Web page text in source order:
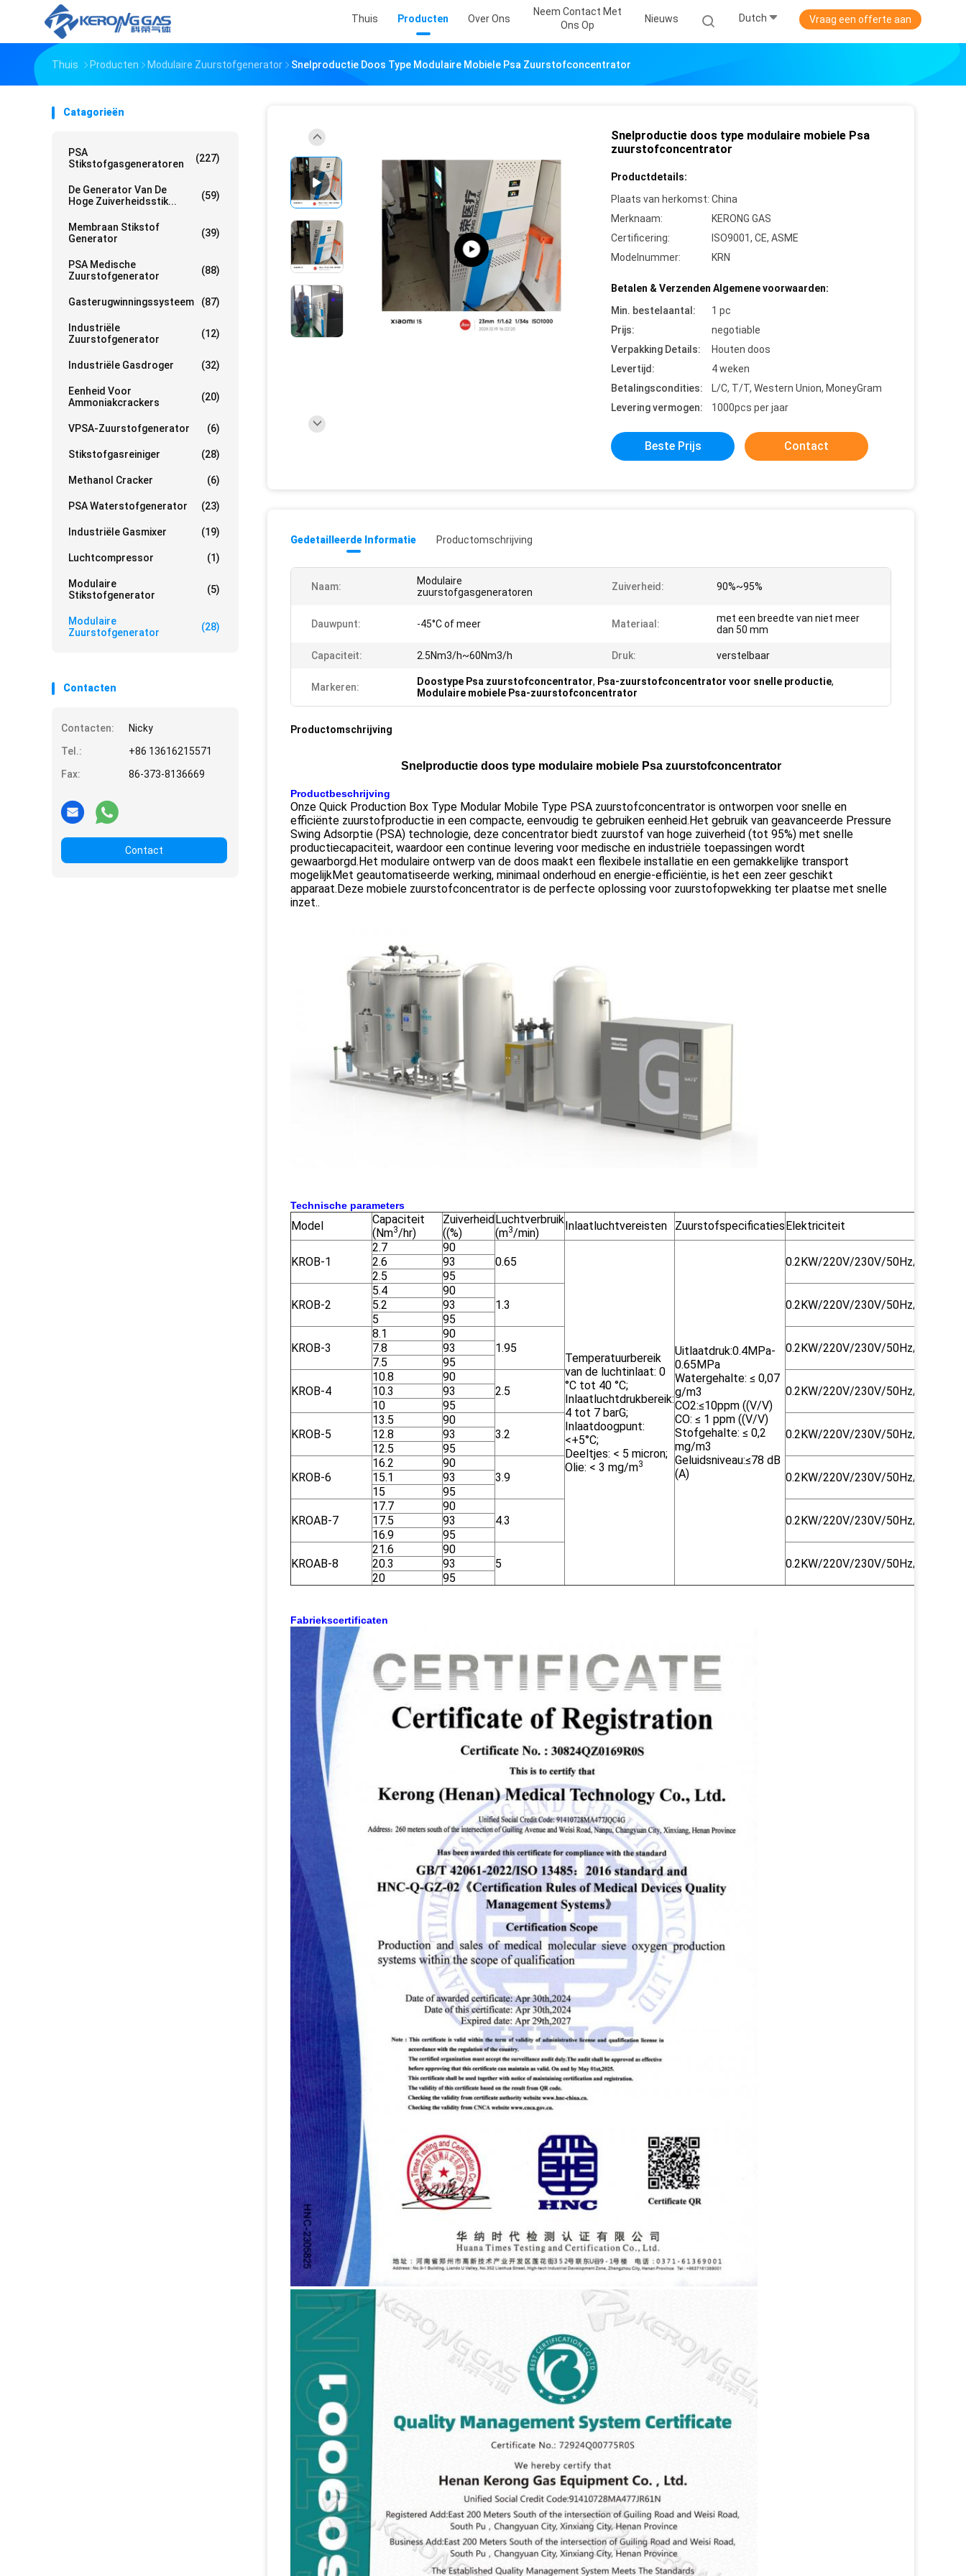
Thuis Producten Over Ons
Neem Contact Met
Ons Op
Nieuws Dutch Vraag een offerte aan
Thuis Producten Modulaire Zuurstofgenerator Snelproductie Doos Type Modulaire Mobiele Psa Zuurstofconcentrator
Catagorieën
PSA
Stikstofgasgeneratoren
(227)
De Generator Van De
Hoge Zuiverheidsstik...
(59)
Membraan Stikstof
Generator
(39)
PSA Medische
Zuurstofgenerator
(88)
Gasterugwinningssysteem (87)
Industriële
Zuurstofgenerator
(12)
Industriële Gasdroger (32)
Eenheid Voor
Ammoniakcrackers
(20)
VPSA-Zuurstofgenerator (6)
Stikstofgasreiniger (28)
Methanol Cracker (6)
PSA Waterstofgenerator (23)
Industriële Gasmixer (19)
Luchtcompressor (1)
Modulaire
Stikstofgenerator
(5)
Modulaire
Zuurstofgenerator
(28)
Contacten
Contacten:
Nicky
Tel.:
+86 13616215571
Fax:
86-373-8136669
Contact
Snelproductie doos type modulaire mobiele Psa
zuurstofconcentrator
Productdetails:
Plaats van herkomst: China
Merknaam:
KERONG GAS
Certificering:
ISO9001, CE, ASME
Modelnummer:
KRN
Betalen & Verzenden Algemene voorwaarden:
Min. bestelaantal:
1 pc
Prijs:
negotiable
Verpakking Details:
Houten doos
Levertijd:
4 weken
Betalingscondities:
L/C, T/T, Western Union, MoneyGram
Levering vermogen:
1000pcs per jaar
Beste Prijs Contact
Gedetailleerde Informatie Productomschrijving
Naam:
Modulaire
zuurstofgasgeneratoren
Zuiverheid: 90%~95%
Dauwpunt: -45°C of meer Materiaal:
met een breedte van niet meer
dan 50 mm
Capaciteit: 2.5Nm3/h~60Nm3/h Druk: verstelbaar
Markeren: Doostype Psa zuurstofconcentrator, Psa-zuurstofconcentrator voor snelle productie,
Modulaire mobiele Psa-zuurstofconcentrator
Productomschrijving
Snelproductie doos type modulaire mobiele Psa zuurstofconcentrator
Productbeschrijving
Onze Quick Production Box Type Modular Mobile Type PSA zuurstofconcentrator is ontworpen voor snelle en
efficiënte zuurstofproductie in een compacte, eenvoudig te gebruiken eenheid.Het gebruik van geavanceerde Pressure
Swing Adsorptie (PSA) technologie, deze concentrator biedt zuurstof van hoge zuiverheid (tot 95%) met snelle
productiecapaciteit, waardoor een continue levering voor medische en industriële toepassingen wordt
gewaarborgd.Het modulaire ontwerp van de doos maakt een flexibele installatie en een gemakkelijke transport
mogelijkMet geautomatiseerde werking, minimaal onderhoud en energie-efficiëntie, is het een zeer geschikt
apparaat.Deze mobiele zuurstofconcentrator is de perfecte oplossing voor zuurstofopwekking ter plaatse met snelle
inzet..
Technische parameters
Model
Capaciteit
(Nm3/hr)
Zuiverheid
((%)
Luchtverbruik
(m3/min)
Inlaatluchtvereisten Zuurstofspecificaties Elektriciteit
KROB-1
2.7
90
0.65
Temperatuurbereik
van de luchtinlaat: 0
°C tot 40 °C;
Inlaatluchtdrukbereik:
4 tot 7 barG;
Inlaatdoogpunt:
<+5°C;
Deeltjes: < 5 micron;
Olie: < 3 mg/m3
Uitlaatdruk:0.4MPa-
0.65MPa
Watergehalte: ≤ 0,07
g/m3
CO2:≤10ppm ((V/V)
CO: ≤ 1 ppm ((V/V)
Stofgehalte: ≤ 0,2
mg/m3
Geluidsniveau:≤78 dB
(A)
0.2KW/220V/230V/50Hz/60Hz
2.6
93
2.5
95
KROB-2
5.4
90
1.3
0.2KW/220V/230V/50Hz/60Hz
5.2
93
5
95
KROB-3
8.1
90
1.95
0.2KW/220V/230V/50Hz/60Hz
7.8
93
7.5
95
KROB-4
10.8
90
2.5
0.2KW/220V/230V/50Hz/60Hz
10.3
93
10
95
KROB-5
13.5
90
3.2
0.2KW/220V/230V/50Hz/60Hz
12.8
93
12.5
95
KROB-6
16.2
90
3.9
0.2KW/220V/230V/50Hz/60Hz
15.1
93
15
95
KROAB-7
17.7
90
4.3
0.2KW/220V/230V/50Hz/60Hz
17.5
93
16.9
95
KROAB-8
21.6
90
5
0.2KW/220V/230V/50Hz/60Hz
20.3
93
20
95
Fabriekscertificaten